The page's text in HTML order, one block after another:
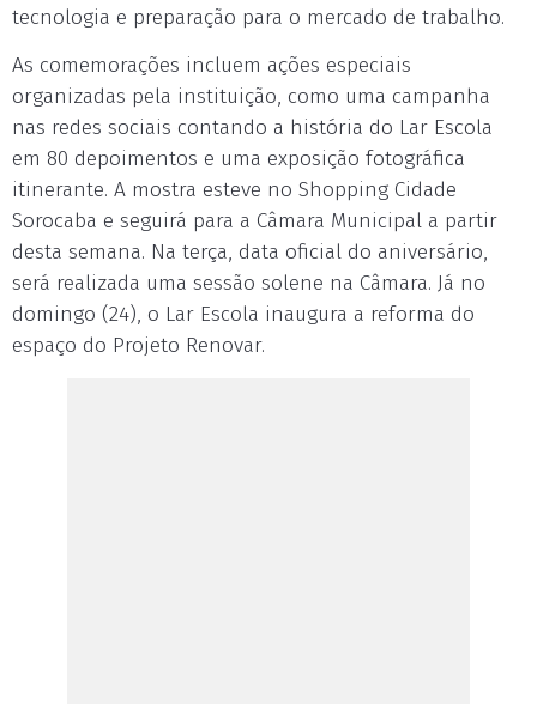
tecnologia e preparação para o mercado de trabalho.
As comemorações incluem ações especiais
organizadas pela instituição, como uma campanha
nas redes sociais contando a história do Lar Escola
em 80 depoimentos e uma exposição fotográfica
itinerante. A mostra esteve no Shopping Cidade
Sorocaba e seguirá para a Câmara Municipal a partir
desta semana. Na terça, data oficial do aniversário,
será realizada uma sessão solene na Câmara. Já no
domingo (24), o Lar Escola inaugura a reforma do
espaço do Projeto Renovar.